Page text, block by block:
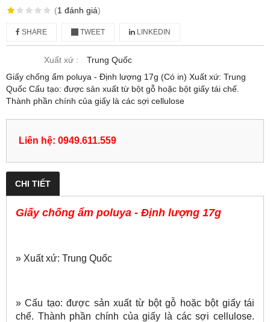
(1 đánh giá)
SHARE TWEET LINKEDIN
Xuất xứ :
Trung Quốc
Giấy chống ẩm poluya - Định lượng 17g (Có in) Xuất xứ: Trung
Quốc Cấu tạo: được sản xuất từ bột gỗ hoặc bột giấy tái chế.
Thành phần chính của giấy là các sợi cellulose
Liên hệ: 0949.611.559
CHI TIẾT
Giấy chống ẩm poluya - Định lượng 17g
» Xuất xứ: Trung Quốc
» Cấu tạo: được sản xuất từ bột gỗ hoặc bột giấy tái
chế. Thành phần chính của giấy là các sợi cellulose.